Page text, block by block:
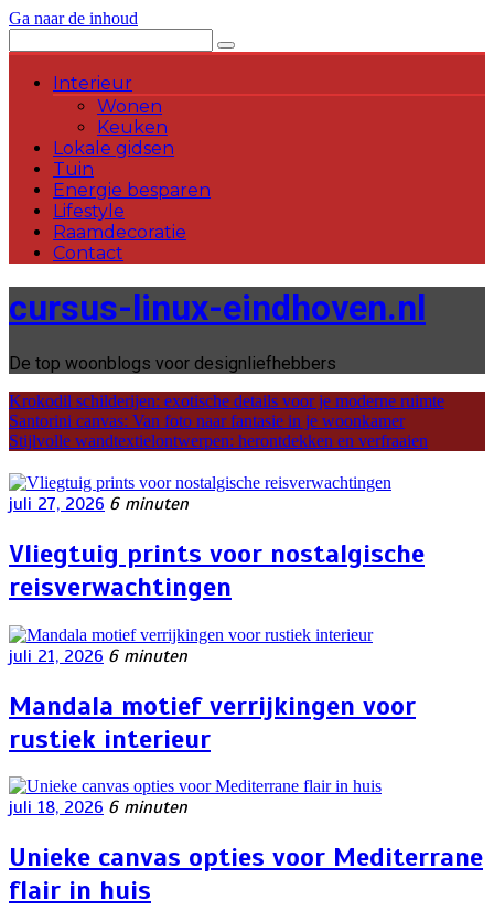
Ga naar de inhoud
Interieur
Wonen
Keuken
Lokale gidsen
Tuin
Energie besparen
Lifestyle
Raamdecoratie
Contact
cursus-linux-eindhoven.nl
De top woonblogs voor designliefhebbers
Krokodil schilderijen: exotische details voor je moderne ruimte
Santorini canvas: Van foto naar fantasie in je woonkamer
Stijlvolle wandtextielontwerpen: herontdekken en verfraaien
juli 27, 2026 6 minuten
Vliegtuig prints voor nostalgische
reisverwachtingen
juli 21, 2026 6 minuten
Mandala motief verrijkingen voor
rustiek interieur
juli 18, 2026 6 minuten
Unieke canvas opties voor Mediterrane
flair in huis